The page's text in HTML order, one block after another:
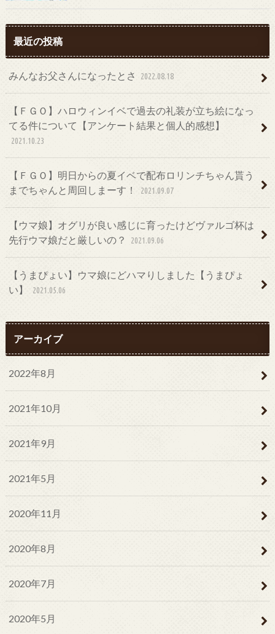
最近の投稿
みんなお父さんになったとさ 2022.08.18
【ＦＧＯ】ハロウィンイベで過去の礼装が立ち絵になっ
てる件について【アンケート結果と個人的感想】
2021.10.23
【ＦＧＯ】明日からの夏イベで配布ロリンチちゃん貰う
までちゃんと周回しまーす！
2021.09.07
【ウマ娘】オグリが良い感じに育ったけどヴァルゴ杯は
先行ウマ娘だと厳しいの？
2021.09.06
【うまぴょい】ウマ娘にどハマりしました【うまぴょ
い】
2021.05.06
アーカイブ
2022年8月
2021年10月
2021年9月
2021年5月
2020年11月
2020年8月
2020年7月
2020年5月